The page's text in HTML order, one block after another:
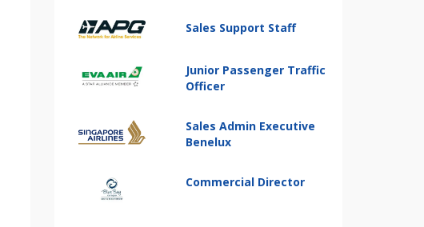
Sales Support Staff
Junior Passenger Traffic
Officer
Sales Admin Executive
Benelux
Commercial Director